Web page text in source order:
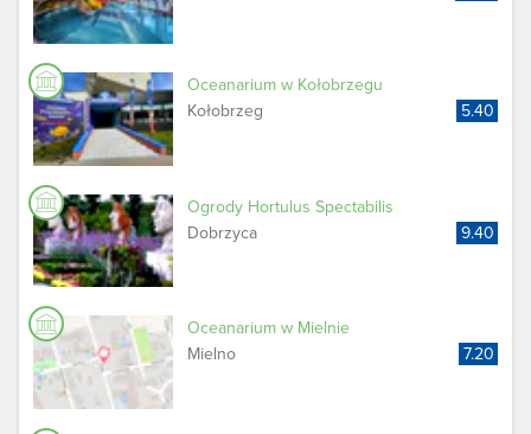
Oceanarium w Kołobrzegu
Kołobrzeg
5.40
Ogrody Hortulus Spectabilis
Dobrzyca
9.40
Oceanarium w Mielnie
Mielno
7.20